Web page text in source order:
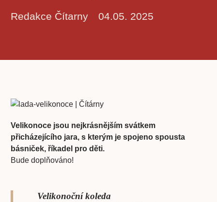
Redakce Čítarny 04.05. 2025
Velikonoce jsou nejkrásnějším svátkem
přicházejícího jara, s kterým je spojeno spousta
básniček, říkadel pro děti.
Bude doplňováno!
Velikonoční koleda